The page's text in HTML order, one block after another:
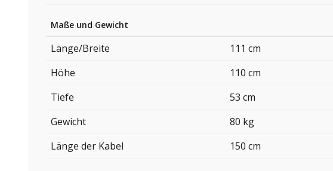
Maße und Gewicht
Länge/Breite
111 cm
Höhe
110 cm
Tiefe
53 cm
Gewicht
80 kg
Länge der Kabel
150 cm